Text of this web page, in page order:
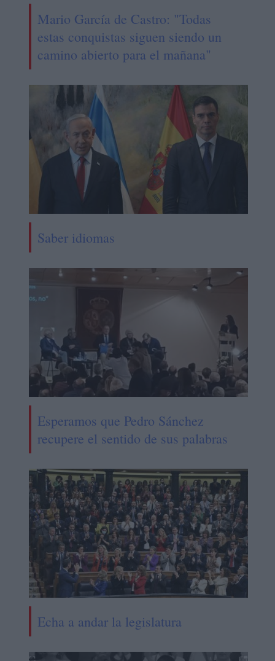
Mario García de Castro: "Todas
estas conquistas siguen siendo un
camino abierto para el mañana"
Saber idiomas
Esperamos que Pedro Sánchez
recupere el sentido de sus palabras
Echa a andar la legislatura